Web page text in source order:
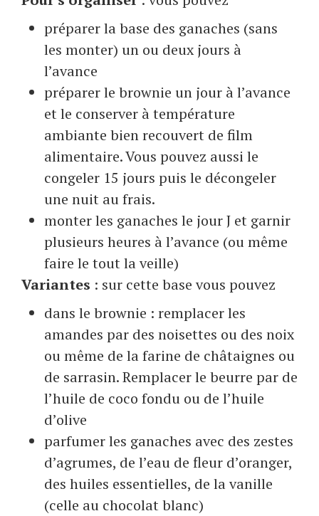
préparer la base des ganaches (sans
les monter) un ou deux jours à
l’avance
préparer le brownie un jour à l’avance
et le conserver à température
ambiante bien recouvert de film
alimentaire. Vous pouvez aussi le
congeler 15 jours puis le décongeler
une nuit au frais.
monter les ganaches le jour J et garnir
plusieurs heures à l’avance (ou même
faire le tout la veille)
Variantes : sur cette base vous pouvez
dans le brownie : remplacer les
amandes par des noisettes ou des noix
ou même de la farine de châtaignes ou
de sarrasin. Remplacer le beurre par de
l’huile de coco fondu ou de l’huile
d’olive
parfumer les ganaches avec des zestes
d’agrumes, de l’eau de fleur d’oranger,
des huiles essentielles, de la vanille
(celle au chocolat blanc)